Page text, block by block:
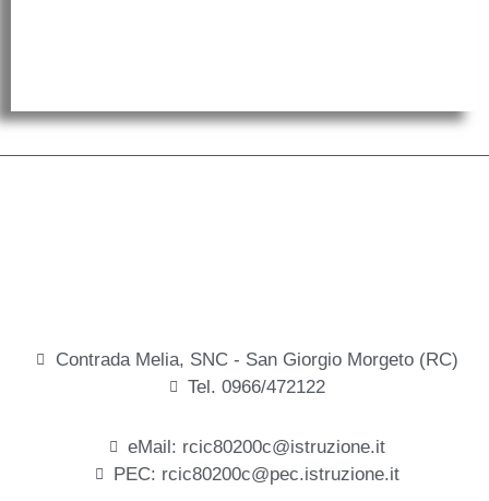
Contrada Melia, SNC - San Giorgio Morgeto (RC)
Tel. 0966/472122
eMail: rcic80200c@istruzione.it
PEC: rcic80200c@pec.istruzione.it